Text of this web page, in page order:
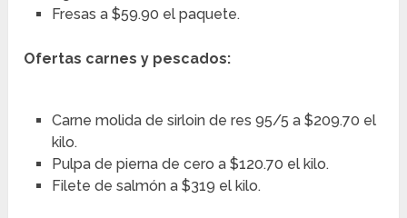
Fresas a $59.90 el paquete.
Ofertas carnes y pescados:
Carne molida de sirloin de res 95/5 a $209.70 el
kilo.
Pulpa de pierna de cero a $120.70 el kilo.
Filete de salmón a $319 el kilo.